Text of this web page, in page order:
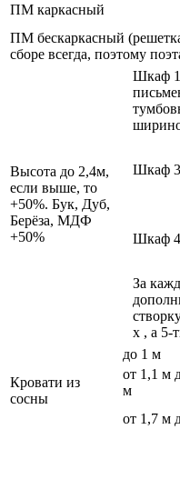
ПМ каркасный
ПМ бескаркасный
сборе всегда, поэтому
Высота до 2,4м,
если выше, то
+50%. Бук, Дуб,
Берёза, МДФ
+50%
Шкаф
Шкаф
Шкаф
За
х , а 5-
Кровати из
сосны
до 1 м
от 1,1 м
м
от 1,7 м